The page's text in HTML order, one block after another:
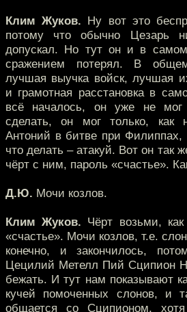
Клим Жуков. Ну вот это
потому что обычно Цезарь
допускал. Но тут он и в
сражением потерял. В
лучшая выучка войск, лучшая
и грамотная расстановка в
всё началось, он уже не мог
сделать, он мог только,
Антоний в битве при Филиппах,
что делать – атакуй. Вот он так
чёрт с ним, пароль «счастье».
Д.Ю. Мочи козлов.
Клим Жуков. Чёрт возьми,
«счастье». Мочи козлов, т.е.
конечно, и закончилось,
Цецилий Метелл Пий Сципион
бежать. И тут нам показывают
кучей помоченных слонов, и
общается со Сципионом,